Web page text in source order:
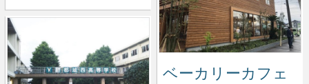
ベーカリーカフェ